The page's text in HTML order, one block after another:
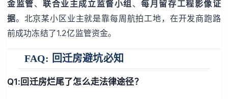
金监管、联合业主成立监督小组 、每月留存工程影像证
据。北京某小区业主就是靠每周航拍工地，在开发商跑路
前成功冻结了1.2亿监管资金。
FAQ: 回迁房避坑必知
Q1:回迁房烂尾了怎么走法律途径？